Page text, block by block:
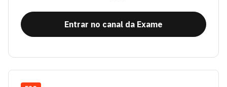
Entrar no canal da Exame